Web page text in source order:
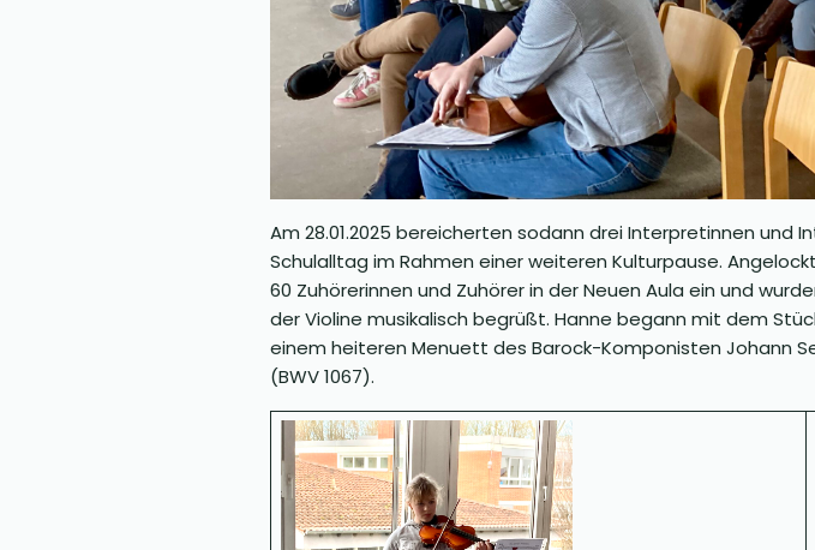
Am 28.01.2025 bereicherten sodann drei Interpretinnen
Schulalltag im Rahmen einer weiteren Kulturpause.
60 Zuhörerinnen und Zuhörer in der Neuen Aula ein und
der Violine musikalisch begrüßt. Hanne begann mit dem
einem heiteren Menuett des Barock-Komponisten Johann
(BWV 1067).